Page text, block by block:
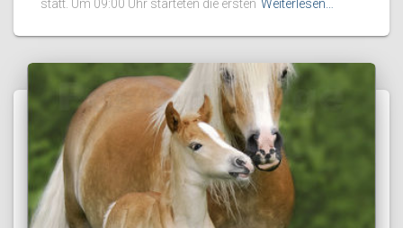
statt. Um 09:00 Uhr starteten die ersten Weiterlesen…